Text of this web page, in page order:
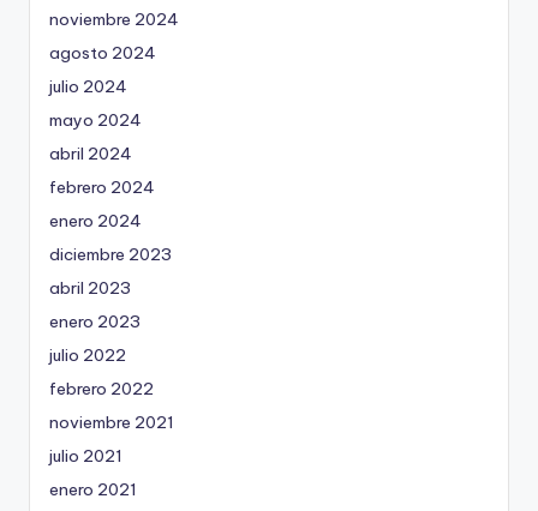
noviembre 2024
agosto 2024
julio 2024
mayo 2024
abril 2024
febrero 2024
enero 2024
diciembre 2023
abril 2023
enero 2023
julio 2022
febrero 2022
noviembre 2021
julio 2021
enero 2021